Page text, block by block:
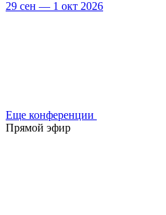
29 сен — 1 окт 2026
Еще конференции
Прямой эфир